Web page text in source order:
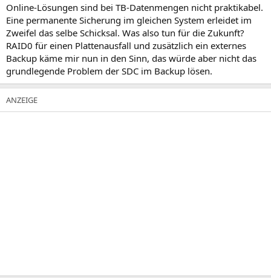
Online-Lösungen sind bei TB-Datenmengen nicht praktikabel.
Eine permanente Sicherung im gleichen System erleidet im
Zweifel das selbe Schicksal. Was also tun für die Zukunft?
RAID0 für einen Plattenausfall und zusätzlich ein externes
Backup käme mir nun in den Sinn, das würde aber nicht das
grundlegende Problem der SDC im Backup lösen.